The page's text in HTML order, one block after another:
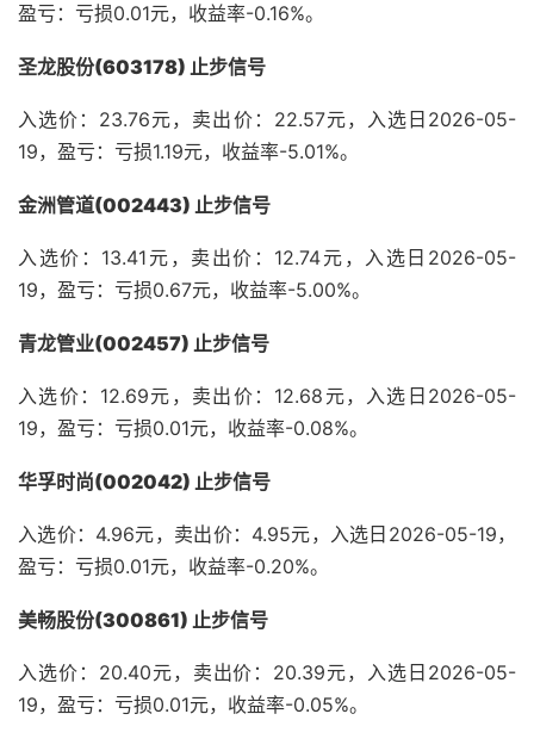
盈亏：亏损0.01元，收益率-0.16%。
圣龙股份(603178) 止步信号
入选价：23.76元，卖出价：22.57元，入选日2026-05-
19，盈亏：亏损1.19元，收益率-5.01%。
金洲管道(002443) 止步信号
入选价：13.41元，卖出价：12.74元，入选日2026-05-
19，盈亏：亏损0.67元，收益率-5.00%。
青龙管业(002457) 止步信号
入选价：12.69元，卖出价：12.68元，入选日2026-05-
19，盈亏：亏损0.01元，收益率-0.08%。
华孚时尚(002042) 止步信号
入选价：4.96元，卖出价：4.95元，入选日2026-05-19，
盈亏：亏损0.01元，收益率-0.20%。
美畅股份(300861) 止步信号
入选价：20.40元，卖出价：20.39元，入选日2026-05-
19，盈亏：亏损0.01元，收益率-0.05%。